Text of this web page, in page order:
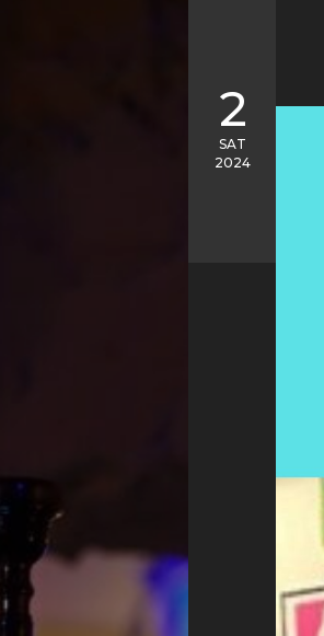
2
SAT
2024